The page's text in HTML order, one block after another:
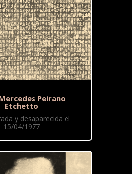
Peirano
Etchetto
y desaparecida el
15/04/1977